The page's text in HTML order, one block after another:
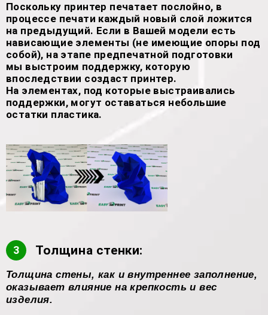
Поскольку принтер печатает послойно, в
процессе печати каждый новый слой ложится
на предыдущий. Если в Вашей модели есть
нависающие элементы (не имеющие опоры под
собой), на этапе предпечатной подготовки
мы выстроим поддержку, которую
впоследствии создаст принтер.
На элементах, под которые выстраивались
поддержки, могут оставаться небольшие
остатки пластика.
3 Толщина стенки:
Толщина стены, как и внутреннее заполнение,
оказывает влияние на крепкость и вес
изделия.